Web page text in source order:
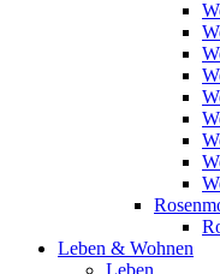
Leben & Wohnen
Leben